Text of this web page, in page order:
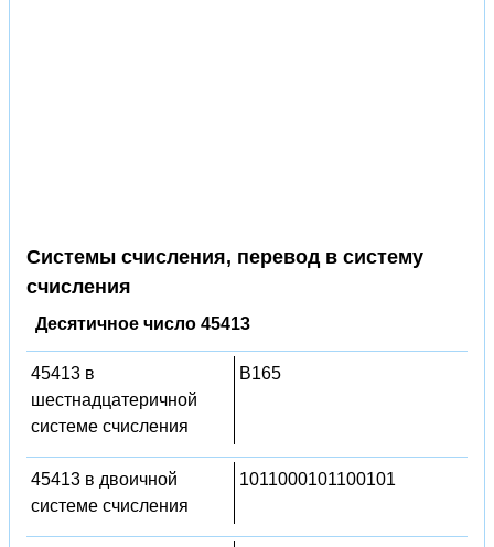
Системы счисления, перевод в систему
счисления
Десятичное число 45413
45413 в
шестнадцатеричной
системе счисления
B165
45413 в двоичной
системе счисления
1011000101100101